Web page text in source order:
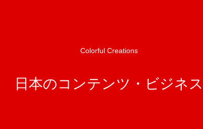
Colorful Creations
日本のコンテンツ・ビジネス